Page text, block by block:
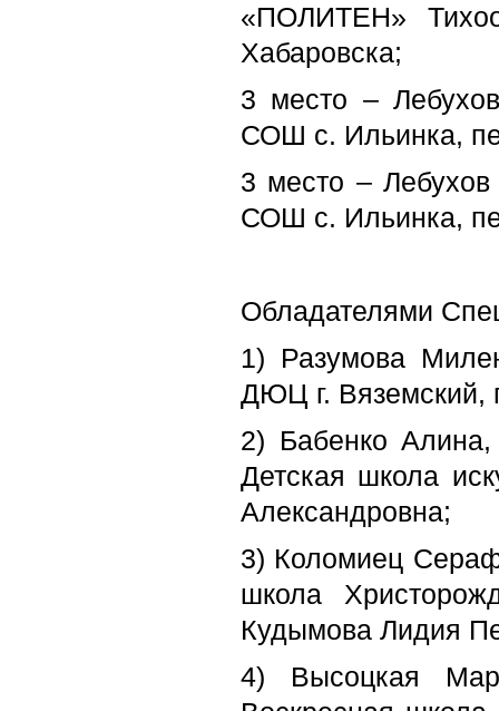
«ПОЛИТЕН»
Хабаровска;
3 место –
СОШ с. Ильинка,
3 место –
СОШ с. Ильинка,
Обладателями
1) Разумова
ДЮЦ г. Вяземский,
2) Бабенко
Детская школа
Александровна;
3) Коломиец
школа
Кудымова Лидия
4) Высоцкая